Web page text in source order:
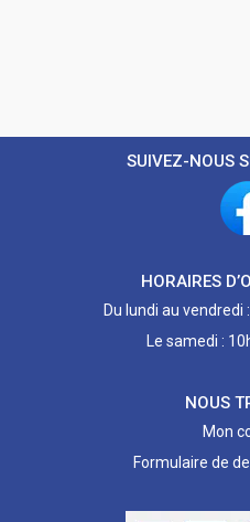
SUIVEZ-NOUS
HORAIRES
Du lundi au vendredi
Le samedi :
NOUS
Mon
Formulaire de